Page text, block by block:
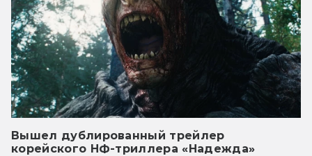
Вышел дублированный трейлер
корейского НФ-триллера «Надежда»